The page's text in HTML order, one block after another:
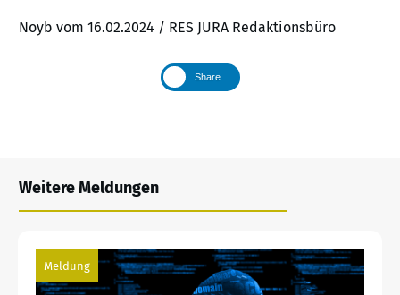
Noyb vom 16.02.2024 / RES JURA Redaktionsbüro
Share
Weitere Meldungen
Meldung